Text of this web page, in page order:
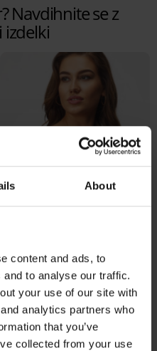
About
content and ads, to
to analyse our traffic.
your use of our site with
analytics partners who
that you’ve
collected from your use
Navdihnite se z
Bestseller
Modrček Maia 4D gladilni
40,99 €